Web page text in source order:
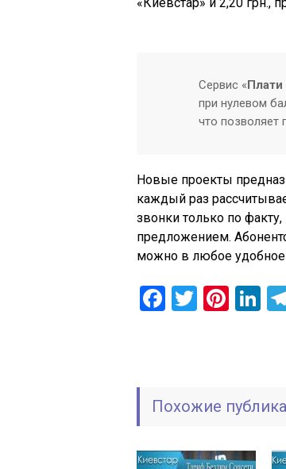
Сервис «Плати
при нулевом
что позволяет
Новые проекты
каждый раз
звонки только по
предложением.
можно в любое удобное
Facebook
Twitter
Похожие